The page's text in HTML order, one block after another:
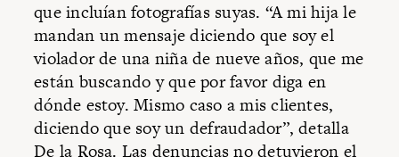
que incluían fotografías suyas. “A mi hija le
mandan un mensaje diciendo que soy el
violador de una niña de nueve años, que me
están buscando y que por favor diga en
dónde estoy. Mismo caso a mis clientes,
diciendo que soy un defraudador”, detalla
De la Rosa. Las denuncias no detuvieron el